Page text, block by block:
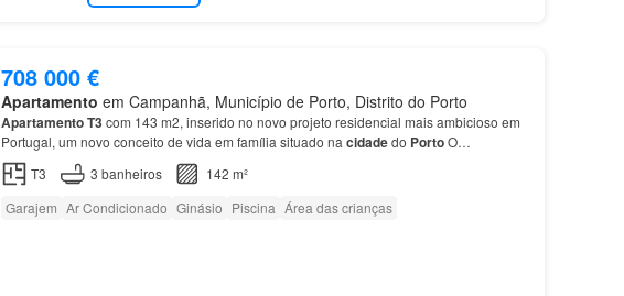
708 000 €
Apartamento em Campanhã, Município de Porto, Distrito do Porto
ApartamentoT3com 143 m2, inserido no novo projeto residencial mais ambicioso em
Portugal, um novo conceito de vida em família situado na cidadedo PortoO
Empreendimento Antas Atrium é o projeto residencial mais ambicioso e…
T3 3 banheiros
142 m²
Garajem Ar Condicionado Ginásio Piscina Área das crianças